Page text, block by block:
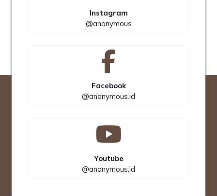
Instagram
@anonymous
Facebook
@anonymous.id
Youtube
@anonymous.id